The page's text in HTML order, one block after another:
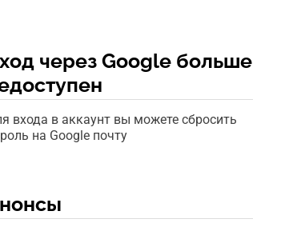
через Google больше
входа в аккаунт вы можете сбросить
на Google почту